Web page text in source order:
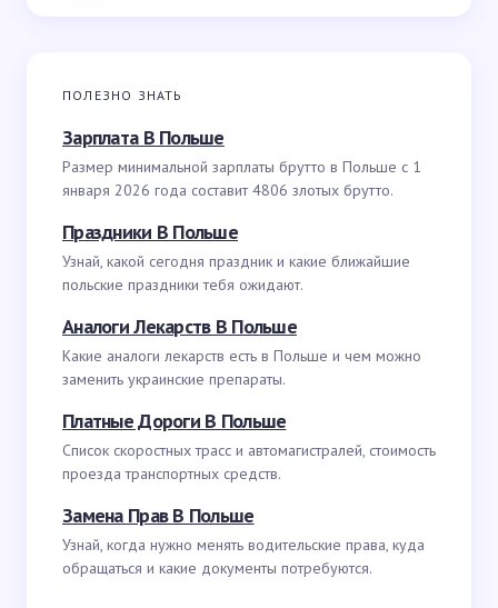
ПОЛЕЗНО ЗНАТЬ
Зарплата В Польше
Размер минимальной зарплаты брутто в Польше с 1
января 2026 года составит 4806 злотых брутто.
Праздники В Польше
Узнай, какой сегодня праздник и какие ближайшие
польские праздники тебя ожидают.
Аналоги Лекарств В Польше
Какие аналоги лекарств есть в Польше и чем можно
заменить украинские препараты.
Платные Дороги В Польше
Список скоростных трасс и автомагистралей, стоимость
проезда транспортных средств.
Замена Прав В Польше
Узнай, когда нужно менять водительские права, куда
обращаться и какие документы потребуются.